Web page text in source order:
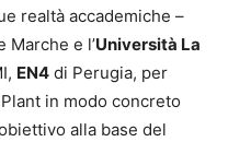
realtà accademiche –
Marche e l’Università La
EN4 di Perugia, per
in modo concreto
alla base del